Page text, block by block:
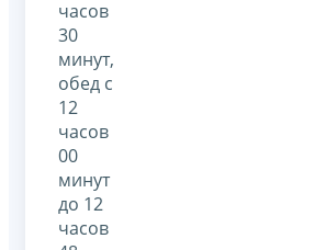
часов
30
минут,
обед с
12
часов
00
минут
до 12
часов